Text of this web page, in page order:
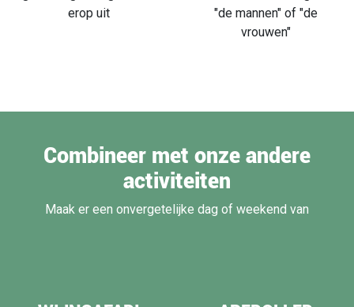
erop uit
"de mannen" of "de
vrouwen"